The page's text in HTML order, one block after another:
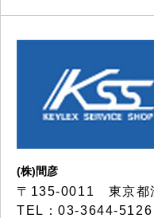
(株)間彦
〒135-0011 東京都
TEL：03-3644-